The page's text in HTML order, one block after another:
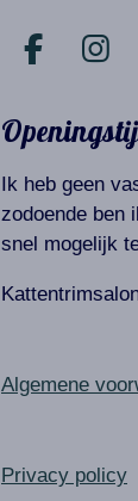
F
c
e
b
o
o
I
s
t
a
g
r
m
Ik heb geen
zodoende ben
snel mogelijk
Algemene
Privacy policy